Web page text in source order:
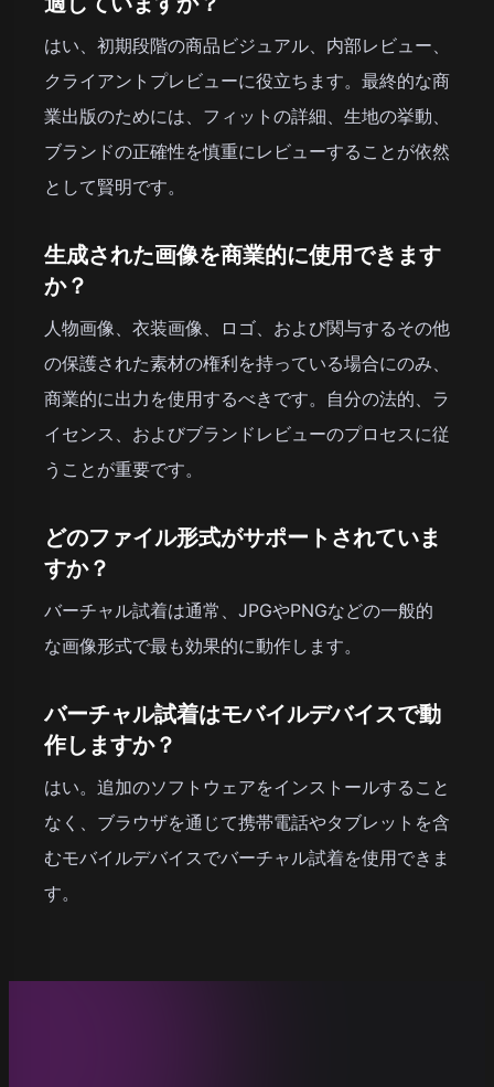
はい、初期段階の商品ビジュアル、内部レビュー、
クライアントプレビューに役立ちます。最終的な商
業出版のためには、フィットの詳細、生地の挙動、
ブランドの正確性を慎重にレビューすることが依然
として賢明です。
生成された画像を商業的に使用できます
か？
人物画像、衣装画像、ロゴ、および関与するその他
の保護された素材の権利を持っている場合にのみ、
商業的に出力を使用するべきです。自分の法的、ラ
イセンス、およびブランドレビューのプロセスに従
うことが重要です。
どのファイル形式がサポートされていま
すか？
バーチャル試着は通常、JPGやPNGなどの一般的
な画像形式で最も効果的に動作します。
バーチャル試着はモバイルデバイスで動
作しますか？
はい。追加のソフトウェアをインストールすること
なく、ブラウザを通じて携帯電話やタブレットを含
むモバイルデバイスでバーチャル試着を使用できま
す。